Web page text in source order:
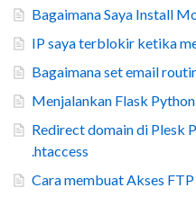
Bagaimana Saya Install
IP saya terblokir ketika
Bagaimana set email
Menjalankan Flask
Redirect domain di Plesk
.htaccess
Cara membuat Akses